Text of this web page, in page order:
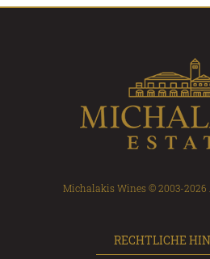
Michalakis Wines © 2003-2026
RECHTLICHE